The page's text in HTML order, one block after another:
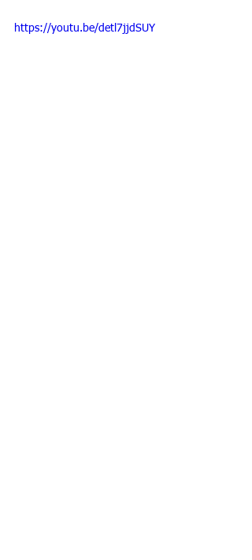
https://youtu.be/detl7jjdSUY